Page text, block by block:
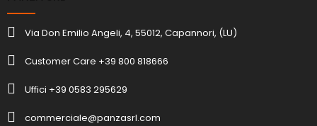
Via Don Emilio Angeli, 4, 55012, Capannori, (LU)
Customer Care +39 800 818666
Uffici +39 0583 295629
commerciale@panzasrl.com